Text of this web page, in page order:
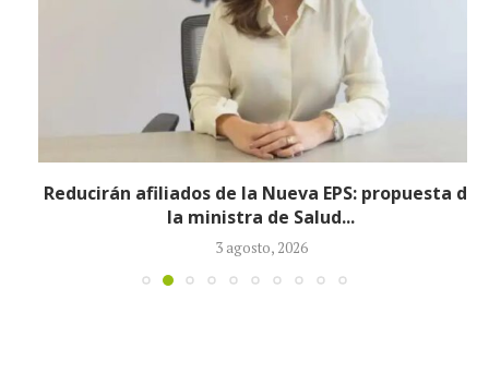
Reducirán afiliados de la Nueva EPS: propuesta de
la ministra de Salud...
3 agosto, 2026